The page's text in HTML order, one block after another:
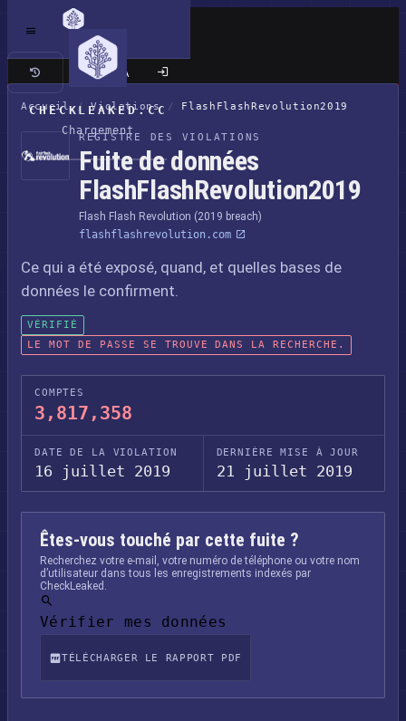
CHECKLEAKED.CC
Chargement
Site classique
Accueil / Violations / FlashFlashRevolution2019
REGISTRE DES VIOLATIONS
Fuite de données
FlashFlashRevolution2019
Flash Flash Revolution (2019 breach)
flashflashrevolution.com
Ce qui a été exposé, quand, et quelles bases de
données le confirment.
VÉRIFIÉ
LE MOT DE PASSE SE TROUVE DANS LA RECHERCHE.
COMPTES
3,817,358
DATE DE LA VIOLATION
16 juillet 2019
DERNIÈRE MISE À JOUR
21 juillet 2019
Êtes-vous touché par cette fuite ?
Recherchez votre e-mail, votre numéro de téléphone ou votre nom
d’utilisateur dans tous les enregistrements indexés par
CheckLeaked.
Vérifier mes données
TÉLÉCHARGER LE RAPPORT PDF